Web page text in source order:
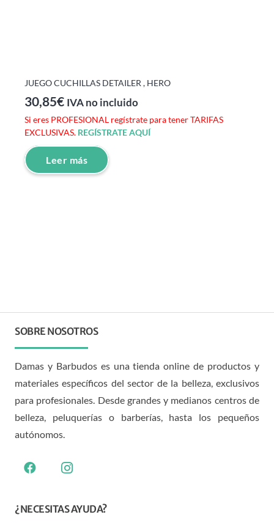
JUEGO CUCHILLAS DETAILER , HERO
30,85€ IVA no incluido
Si eres PROFESIONAL regístrate para tener TARIFAS
EXCLUSIVAS. REGÍSTRATE AQUÍ
Leer más
SOBRE NOSOTROS
Damas y Barbudos es una tienda online de productos y
materiales específicos del sector de la belleza, exclusivos
para profesionales. Desde grandes y medianos centros de
belleza, peluquerías o barberías, hasta los pequeños
autónomos.
¿NECESITAS AYUDA?